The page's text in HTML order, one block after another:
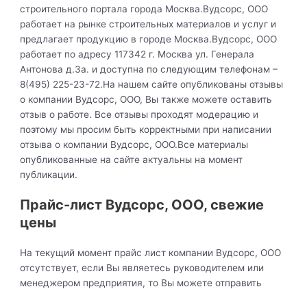
строительного портала города Москва.Вудсорс, ООО
работает на рынке строительных материалов и услуг и
предлагает продукцию в городе Москва.Вудсорс, ООО
работает по адресу 117342 г. Москва ул. Генерала
Антонова д.3а. и доступна по следующим телефонам –
8(495) 225-23-72.На нашем сайте опубликованы отзывы
о компании Вудсорс, ООО, Вы также можете оставить
отзыв о работе. Все отзывы проходят модерацию и
поэтому мы просим быть корректными при написании
отзыва о компании Вудсорс, ООО.Все материалы
опубликованные на сайте актуальны на момент
публикации.
Прайс-лист Вудсорс, ООО, свежие
цены
На текущий момент прайс лист компании Вудсорс, ООО
отсутствует, если Вы являетесь руководителем или
менеджером предприятия, то Вы можете отправить